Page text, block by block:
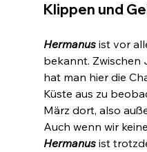
Klippen und
Hermanus ist vor
bekannt.
hat man hier die
Küste aus zu
März dort, also
Auch wenn wir
Hermanus ist